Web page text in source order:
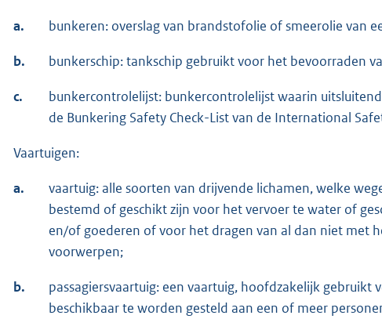
a. bunkeren: overslag van brandstofolie of smeerolie van
b. bunkerschip: tankschip gebruikt voor het bevoorraden
c.
bunkercontrolelijst: bunkercontrolelijst waarin
de Bunkering Safety Check-List van de International
Vaartuigen:
a.
vaartuig: alle soorten van drijvende lichamen, welke
bestemd of geschikt zijn voor het vervoer te water of
en/of goederen of voor het dragen van al dan niet met
voorwerpen;
b.
passagiersvaartuig: een vaartuig, hoofdzakelijk
beschikbaar te worden gesteld aan een of meer